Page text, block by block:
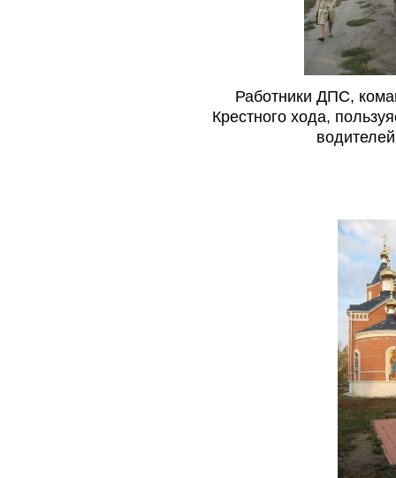
Работники ДПС,
Крестного хода,